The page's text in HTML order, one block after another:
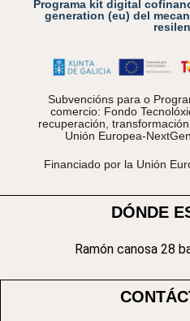
Programa kit digital
generation (eu) del
Subvencións para o
comercio: Fondo
recuperación,
Unión Europea-
Financiado por la Unión
DÓNDE
Ramón canosa 28